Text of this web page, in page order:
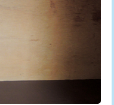
11,000円~
55,000円
33,000円
8,800円
11,000円